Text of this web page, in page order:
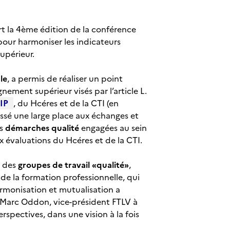
la 4ème édition de la conférence
harmoniser les indicateurs
, a permis de réaliser un point
supérieur visés par l’article L.
, du Hcéres et de la CTI (en
une large place aux échanges et
démarches qualitéengagées au sein
du Hcéres et de la CTI.
groupes de travail «qualité»,
la formation professionnelle, qui
et mutualisation a
Oddon, vice-président FTLV à
dans une vision à la fois